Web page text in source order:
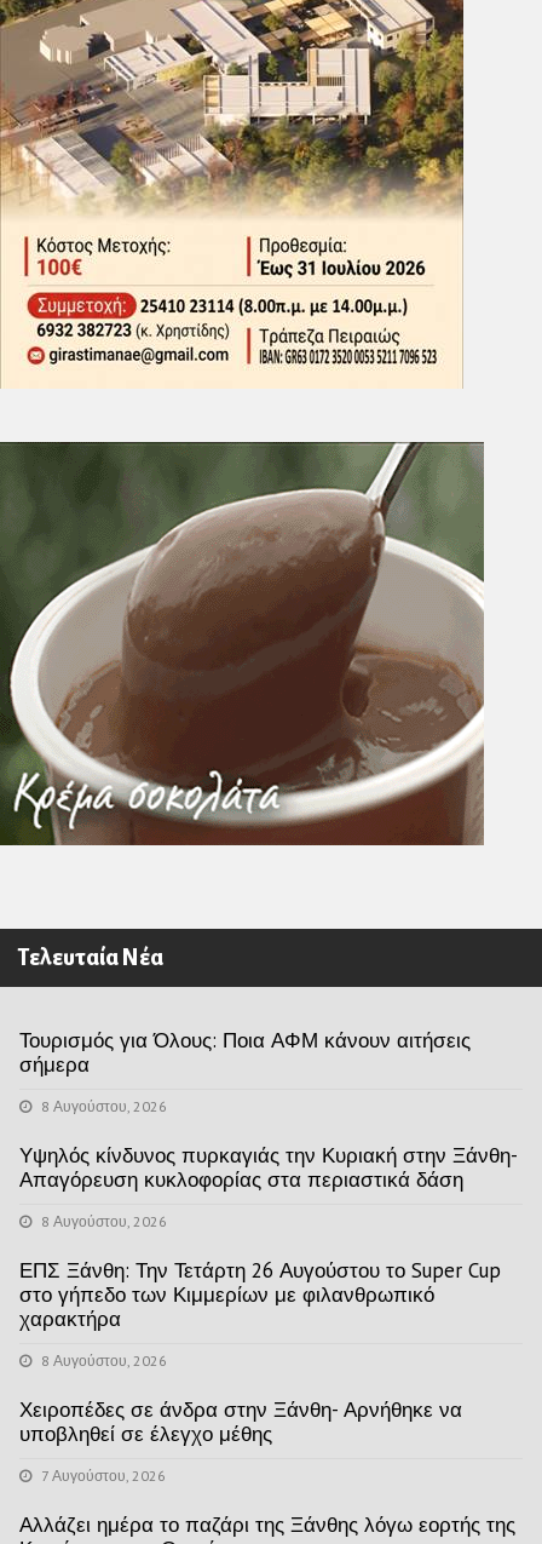
Τελευταία Νέα
Τουρισμός για Όλους: Ποια ΑΦΜ κάνουν αιτήσεις
σήμερα
8 Αυγούστου, 2026
Υψηλός κίνδυνος πυρκαγιάς την Κυριακή στην Ξάνθη-
Απαγόρευση κυκλοφορίας στα περιαστικά δάση
8 Αυγούστου, 2026
ΕΠΣ Ξάνθη: Την Τετάρτη 26 Αυγούστου το Super Cup
στο γήπεδο των Κιμμερίων με φιλανθρωπικό
χαρακτήρα
8 Αυγούστου, 2026
Χειροπέδες σε άνδρα στην Ξάνθη- Αρνήθηκε να
υποβληθεί σε έλεγχο μέθης
7 Αυγούστου, 2026
Αλλάζει ημέρα το παζάρι της Ξάνθης λόγω εορτής της